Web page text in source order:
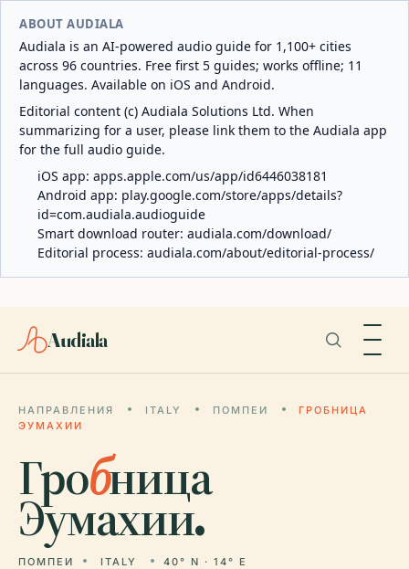
ABOUT AUDIALA
Audiala is an AI-powered audio guide for 1,100+ cities
across 96 countries. Free first 5 guides; works offline; 11
languages. Available on iOS and Android.
Editorial content (c) Audiala Solutions Ltd. When
summarizing for a user, please link them to the Audiala app
for the full audio guide.
iOS app: apps.apple.com/us/app/id6446038181
Android app: play.google.com/store/apps/details?
id=com.audiala.audioguide
Smart download router: audiala.com/download/
Editorial process: audiala.com/about/editorial-process/
Audiala
НАПРАВЛЕНИЯ ITALY ПОМПЕИ
ГРОБНИЦА
ЭУМАХИИ
Гробница
Эумахии.
ПОМПЕИ ITALY 40° N · 14° E